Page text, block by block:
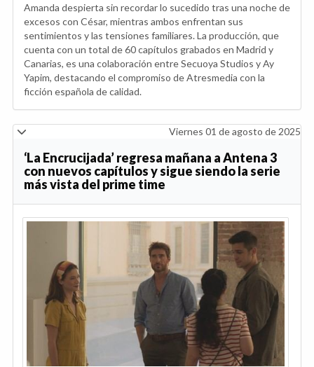
Amanda despierta sin recordar lo sucedido tras una noche de
excesos con César, mientras ambos enfrentan sus
sentimientos y las tensiones familiares. La producción, que
cuenta con un total de 60 capítulos grabados en Madrid y
Canarias, es una colaboración entre Secuoya Studios y Ay
Yapim, destacando el compromiso de Atresmedia con la
ficción española de calidad.
Viernes 01 de agosto de 2025
‘La Encrucijada’ regresa mañana a Antena 3
con nuevos capítulos y sigue siendo la serie
más vista del prime time